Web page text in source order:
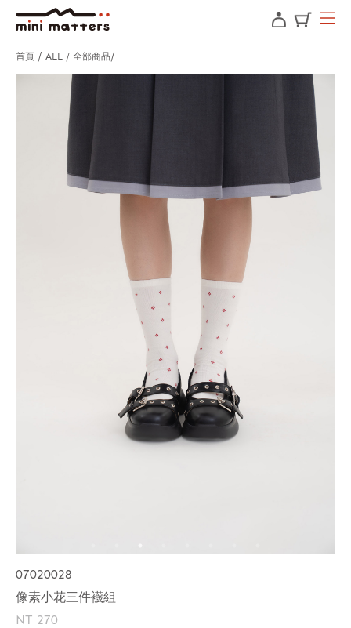
首頁 ALL / 全部商品
07020028
像素小花三件襪組
NT 270